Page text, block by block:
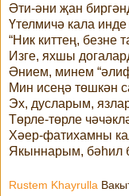
Әти-әни җан
Үтелмичә кала
“Ник киттең, безне
Изге, яхшы
Әнием, минем
Мин исеңә төшкән
Эх, дусларым,
Төрле-төрле
Хәер-фатихамны
Якыннарым, бәһил
Rustem Khayrulla